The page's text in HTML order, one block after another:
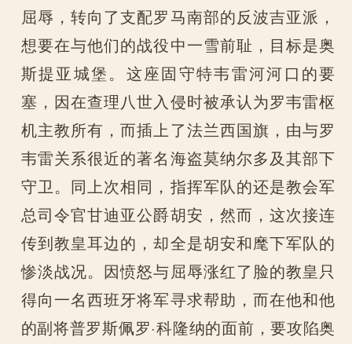
屈辱，转向了支配罗马南部的反波吉亚派，
想要在与他们的战役中一雪前耻，目标是奥
斯提亚城堡。这座固守特韦雷河河口的要
塞，因在查理八世入侵时被承认为罗韦雷枢
机主教所有，而插上了法兰西国旗，由与罗
韦雷关系很近的著名海盗莫纳尔多及其部下
守卫。同上次相同，指挥军队的还是教会军
总司令官甘迪亚公爵胡安，然而，这次接连
传到教皇耳边的，却全是胡安和麾下军队的
惨淡战况。因愤怒与屈辱涨红了脸的教皇只
得向一名西班牙将军寻求帮助，而在他和他
的副将普罗斯佩罗·科隆纳的面前，要攻陷奥